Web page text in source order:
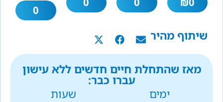
0
שיתוף מהיר
מאז שהתחלת חיים חדשים ללא עישון
עברו כבר:
ימים
שעות